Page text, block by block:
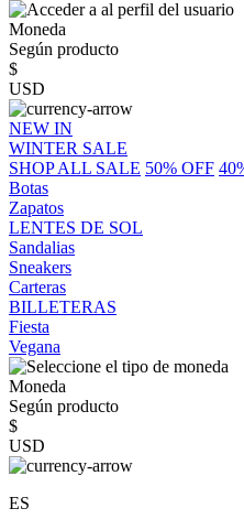
Moneda
Según producto
$
USD
NEW IN
WINTER SALE
SHOP ALL SALE 50% OFF
Botas
Zapatos
LENTES DE SOL
Sandalias
Sneakers
Carteras
BILLETERAS
Fiesta
Vegana
Moneda
Según producto
$
USD
ES